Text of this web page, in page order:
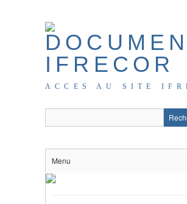
ACCES AU SITE
Menu